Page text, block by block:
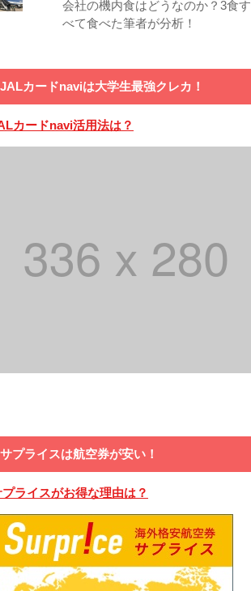
会社の機内食はどうなのか？3食す
べて食べた筆者が分析！
JALカードnaviは大学生最強クレカ！
カードnavi活用法は？
サプライスは航空券が安い！
プライスがお得な理由は？